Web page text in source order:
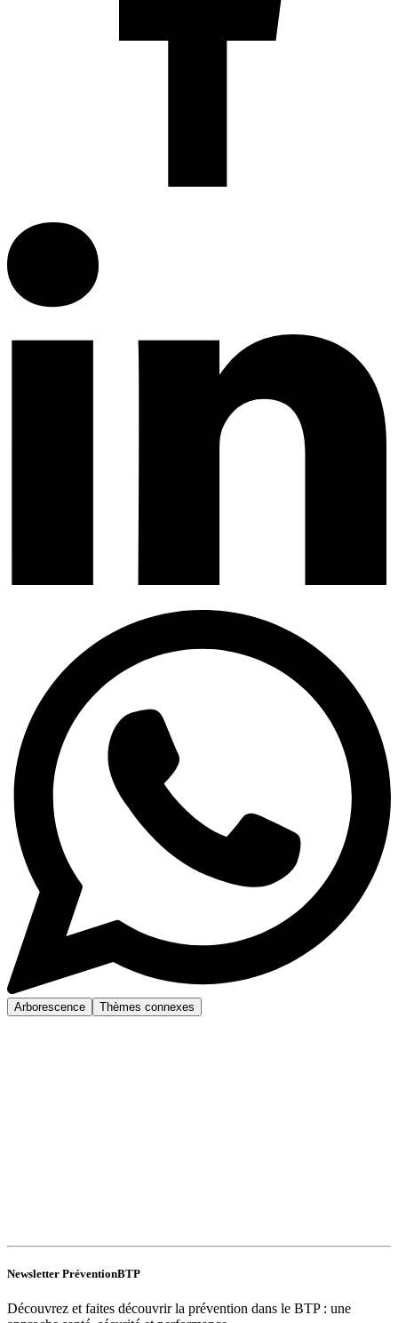
Arborescence Thèmes connexes
Newsletter PréventionBTP
Découvrez et faites découvrir la prévention dans le BTP : une